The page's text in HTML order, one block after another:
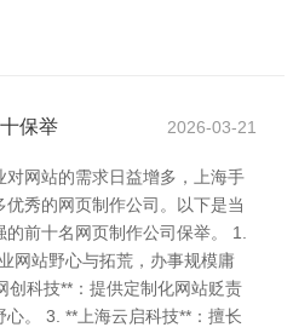
保举 2026-03-21
网站的需求日益增多，上海手
秀的网页制作公司。以下是当
前十名网页制作公司保举。 1.
网站野心与拓荒，办事规模庸
创科技**：提供定制化网站贬责
。 3. **上海云启科技**：擅长